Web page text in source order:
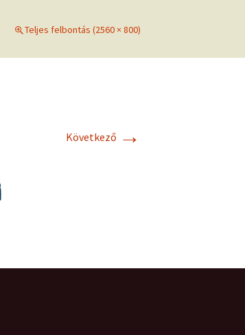
Teljes felbontás (2560 × 800)
Következő →